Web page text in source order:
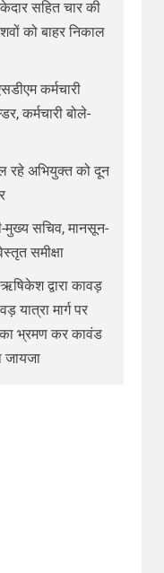
सहित चार की
को बाहर निकाल
कर्मचारी
कर्मचारी बोले-
रहे अभियुक्त को दून
मुख्य सचिव, मानसून-
समीक्षा
द्वारा कावड़
यात्रा मार्ग पर
का भ्रमण कर कावंड
जायजा